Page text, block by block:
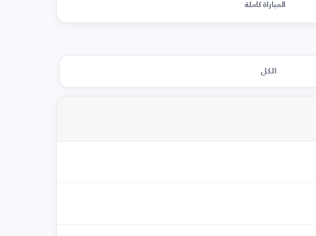
المباراة كاملة
الكل